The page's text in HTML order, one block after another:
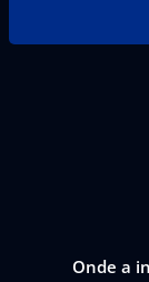
Onde a